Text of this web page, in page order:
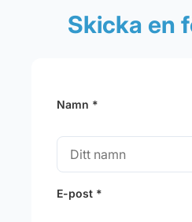
Skicka en
Namn *
E-post *